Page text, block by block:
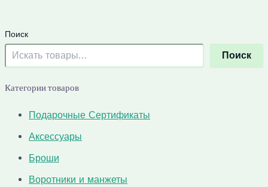
Поиск
Поиск
Категории товаров
Подарочные Сертификаты
Аксессуары
Броши
Воротники и манжеты